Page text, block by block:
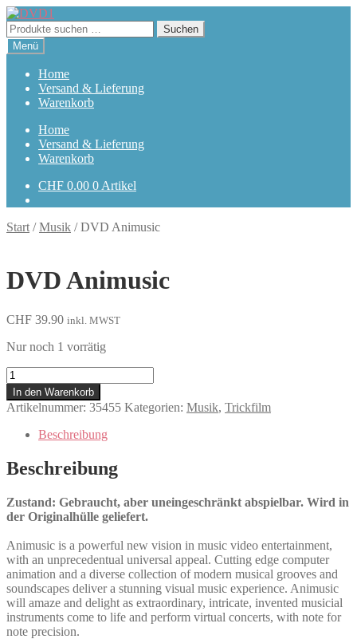
Zur
Navigation
springen
Zum
Inhalt
springen
Suchen
nach:
Suchen
Menü
Home
Versand & Lieferung
Warenkorb
Home
Versand & Lieferung
Warenkorb
CHF 0.00 0 Artikel
Start /Musik /DVD Animusic
DVD Animusic
CHF 39.90 inkl. MWST
Nur noch 1 vorrätig
Animusic
Menge
In den Warenkorb
Artikelnummer: 35455 Kategorien: Musik, Trickfilm
Beschreibung
Beschreibung
Zustand: Gebraucht, aber uneingeschränkt abspielbar. Wird in
der Originalhülle geliefert.
Animusic is a powerful new vision in music video entertainment,
with an unprecedentual universal appeal. Cutting edge computer
animation and a diverse collection of modern musical grooves and
soundscapes deliver a stunning visual music experience. Animusic
will amaze and delight as extraordinary, intricate, invented musicial
instruments come to life and perform virtual concerts, with note for
note precision.